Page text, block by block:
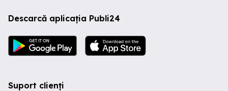
Descarcă aplicația Publi24
Suport clienți